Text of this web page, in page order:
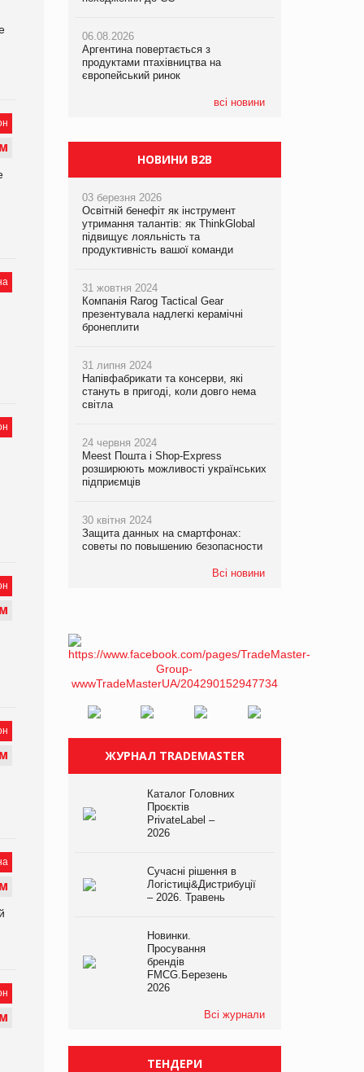
М
М
М
М
М
06.08.2026
Аргентина повертається з
продуктами птахівництва на
європейський ринок
всі новини
06.08.2026
Аргентина повертається з
продуктами птахівництва на
європейський ринок
06.08.2026
Аргентина повертається з
продуктами птахівництва на
європейський ринок
НОВИНИ B2B
03 березня 2026
Освітній бенефіт як інструмент
утримання талантів: як ThinkGlobal
підвищує лояльність та
продуктивність вашої команди
31 жовтня 2024
Компанія Rarog Tactical Gear
презентувала надлегкі керамічні
бронеплити
31 липня 2024
Напівфабрикати та консерви, які
стануть в пригоді, коли довго нема
світла
24 червня 2024
Meest Пошта і Shop-Express
розширюють можливості українських
підприємців
30 квітня 2024
Защита данных на смартфонах:
советы по повышению безопасности
Всі новини
ЖУРНАЛ TRADEMASTER
Каталог Головних
Проєктів
PrivateLabel –
2026
Сучасні рішення в
Логістиці&Дистрибуції
– 2026. Травень
Новинки.
Просування
брендів
FMCG.Березень
2026
Всі журнали
ТЕНДЕРИ